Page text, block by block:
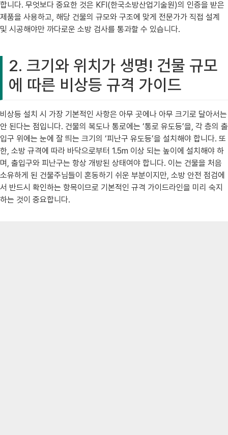
합니다. 무엇보다 중요한 것은 KFI(한국소방산업기술원)의 인증을 받은
제품을 사용하고, 해당 건물의 규모와 구조에 맞게 전문가가 직접 설계
및 시공해야만 까다로운 소방 검사를 통과할 수 있습니다.
2. 크기와 위치가 생명! 건물 규모
에 따른 비상등 규격 가이드
비상등 설치 시 가장 기본적인 사항은 아무 곳에나 아무 크기로 달아서는
안 된다는 점입니다. 건물의 복도나 통로에는 ‘통로 유도등’을, 각 층의 출
입구 위에는 눈에 잘 띄는 크기의 ‘피난구 유도등’을 설치해야 합니다. 또
한, 소방 규격에 따라 바닥으로부터 1.5m 이상 되는 높이에 설치해야 하
며, 출입구와 피난구는 항상 개방된 상태여야 합니다. 이는 건물을 처음
소유하게 된 건물주님들이 혼동하기 쉬운 부분이지만, 소방 안전 점검에
서 반드시 확인하는 항목이므로 기본적인 규격 가이드라인을 미리 숙지
하는 것이 중요합니다.